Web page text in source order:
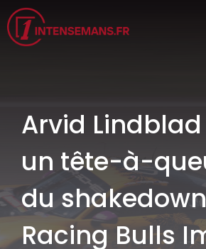
Aller
au
contenu
Arvid
un tête-à-
du
Racing Bulls